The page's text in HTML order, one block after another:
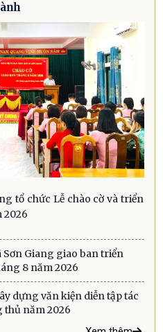
tổ chức Lễ chào cờ và triển
2026
Giang giao ban triển
8 năm 2026
dựng văn kiện diễn tập tác
năm 2026